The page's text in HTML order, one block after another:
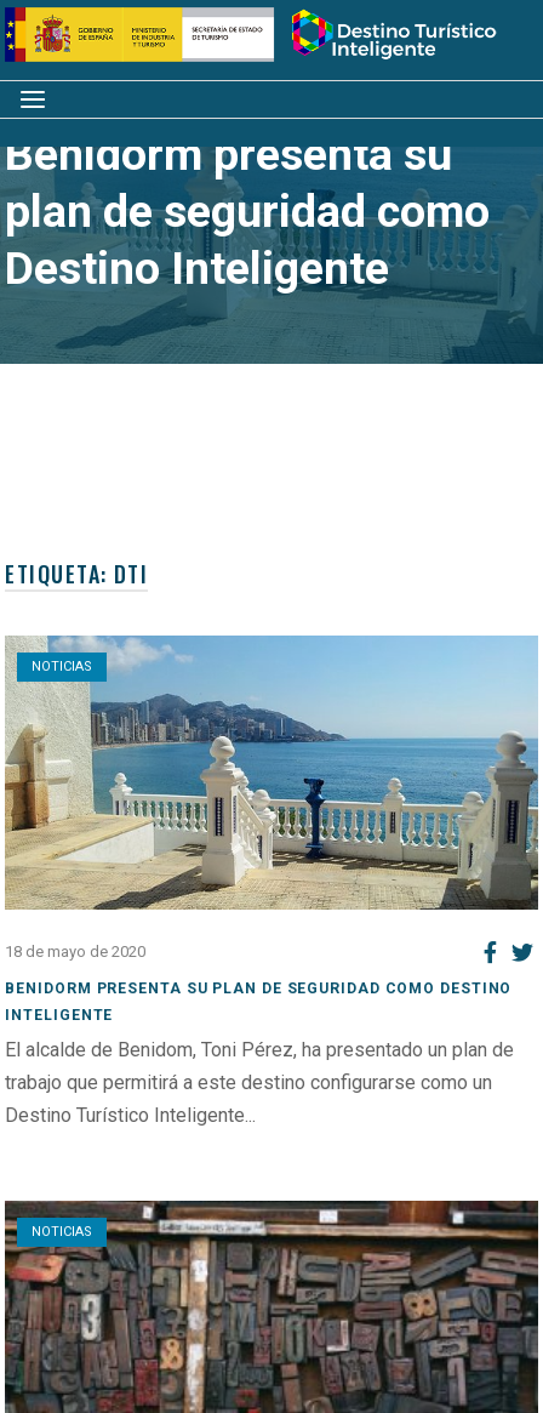
Saltar
al
contenido
Inicio
Menú
Benidorm presenta su
plan de seguridad como
Destino Inteligente
ETIQUETA: DTI
NOTICIAS
Open post
18 de mayo de 2020
BENIDORM PRESENTA SU PLAN DE SEGURIDAD COMO DESTINO
INTELIGENTE
El alcalde de Benidom, Toni Pérez, ha presentado un plan de
trabajo que permitirá a este destino configurarse como un
Destino Turístico Inteligente...
NOTICIAS
Open post